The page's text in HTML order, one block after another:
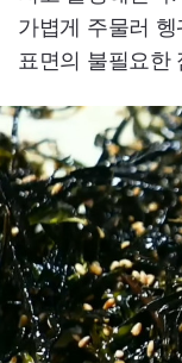
가볍게 주물러
표면의 불필요한